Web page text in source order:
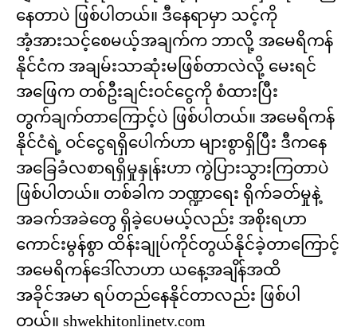
နေတာပဲ ဖြစ်ပါတယ်။ ဒီနေရာမှာ သင့်ကို
အံ့အားသင့်စေမယ့်အချက်က ဘာလို့ အမေရိကန်
နိုင်ငံက အချမ်းသာဆုံးမဖြစ်တာလဲလို့ မေးရင်
အဖြေက တစ်ဦးချင်းဝင်ငွေကို စံထားပြီး
တွက်ချက်တာကြောင့်ပဲ ဖြစ်ပါတယ်။ အမေရိကန်
နိုင်ငံရဲ့ ဝင်ငွေရရှိပေါက်ဟာ များစွာရှိပြီး ဒီကနေ
အခြေခံလစာရရှိမှုနှုန်းဟာ ကွဲပြားသွားကြတာပဲ
ဖြစ်ပါတယ်။ တစ်ခါက ဘဏ္ဍာရေး ရိုက်ခတ်မှုနဲ့
အခက်အခဲတွေ ရှိခဲ့ပေမယ့်လည်း အစိုးရဟာ
ကောင်းမွန်စွာ ထိန်းချုပ်ကိုင်တွယ်နိုင်ခဲ့တာကြောင့်
အမေရိကန်ဒေါ်လာဟာ ယနေ့အချိန်အထိ
အခိုင်အမာ ရပ်တည်နေနိုင်တာလည်း ဖြစ်ပါ
တယ်။ shwekhitonlinetv.com